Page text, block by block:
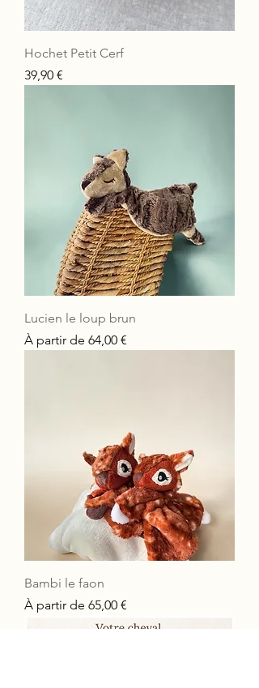
Hochet Petit Cerf
Prix
39,90 €
Lucien le loup brun
À partir de 64,00 €
Prix promotionnel
Bambi le faon
À partir de 65,00 €
Prix promotionnel